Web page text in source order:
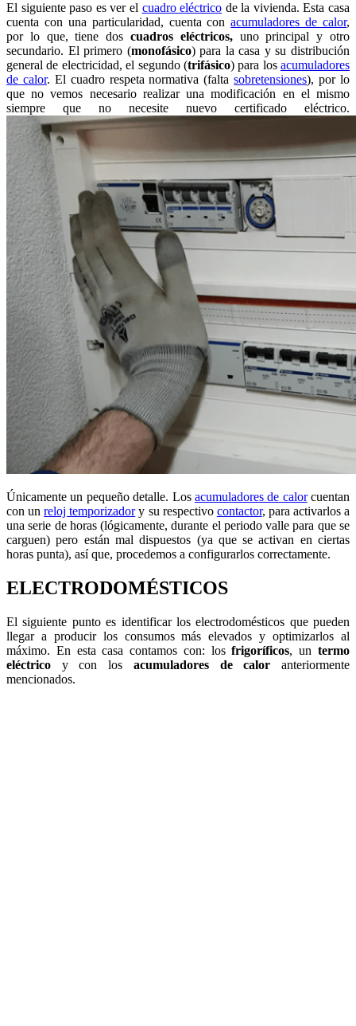
El siguiente paso es ver el cuadro eléctrico de la vivienda. Esta casa
cuenta con una particularidad, cuenta conacumuladores de calor,
por lo que, tiene dos cuadros eléctricos, uno principal y otro
secundario. El primero (monofásico) para la casa y su distribución
general de electricidad, el segundo (trifásico) para los acumuladores
de calor. El cuadro respeta normativa (faltasobretensiones), por lo
que no vemos necesario realizar una modificación en el mismo
siempre que no necesite nuevo certificado eléctrico.
Únicamente un pequeño detalle. Los acumuladores de calorcuentan
con unreloj temporizadory su respectivo contactor, para activarlos a
una serie de horas (lógicamente, durante el periodo valle para que se
carguen) pero están mal dispuestos (ya que se activan en ciertas
horas punta), así que, procedemos a configurarlos correctamente.
ELECTRODOMÉSTICOS
El siguiente punto es identificar los electrodomésticos que pueden
llegar a producir los consumos más elevados y optimizarlos al
máximo. En esta casa contamos con: losfrigoríficos, untermo
eléctrico y con los acumuladores de calor anteriormente
mencionados.